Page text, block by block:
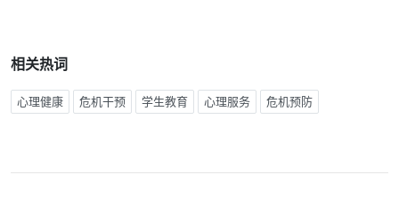
相关热词
心理健康 危机干预 学生教育 心理服务 危机预防